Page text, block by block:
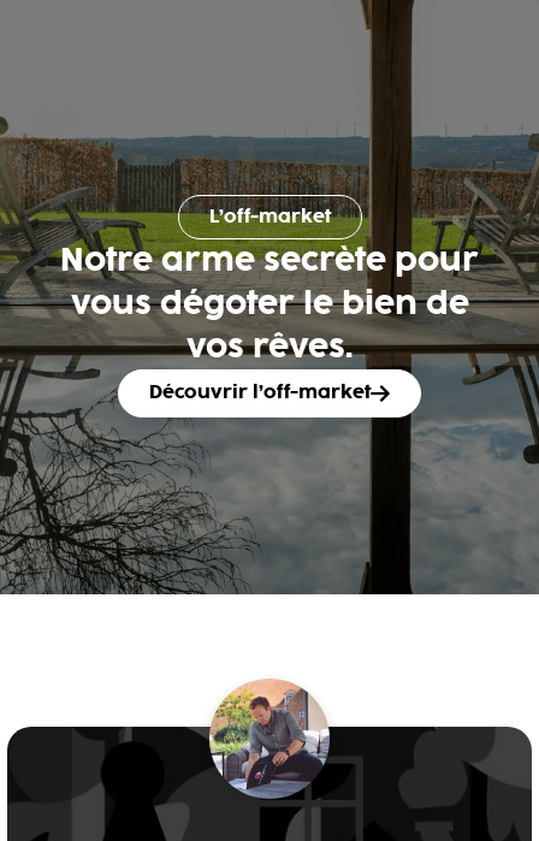
L’off-market
Notre arme secrète pour
vous dégoter le bien de
vos rêves.
Découvrir l’off-market